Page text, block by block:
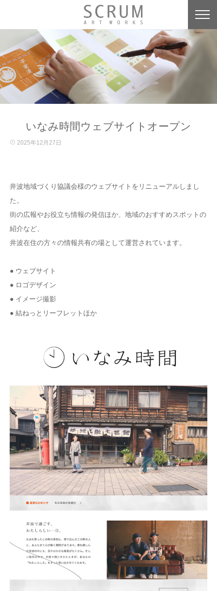
いなみ時間ウェブサイトオープン
2025年12月27日
井波地域づくり協議会様のウェブサイトをリニューアルしまし
た。
街の広報やお役立ち情報の発信ほか、地域のおすすめスポットの
紹介など、
井波在住の方々の情報共有の場として運営されています。
● ウェブサイト
● ロゴデザイン
● イメージ撮影
● 結ねっとリーフレットほか